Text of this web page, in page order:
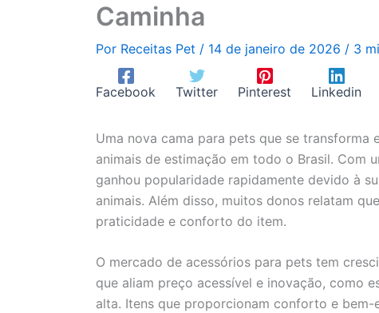
Caminha
Por Receitas Pet / 14 de janeiro de 2026 / 3
Facebook Twitter Pinterest Linkedin
Uma nova cama para pets que se
animais de estimação em todo o Brasil. Com
ganhou popularidade rapidamente devido à
animais. Além disso, muitos donos relatam
praticidade e conforto do item.
O mercado de acessórios para pets tem
que aliam preço acessível e inovação, como
alta. Itens que proporcionam conforto e